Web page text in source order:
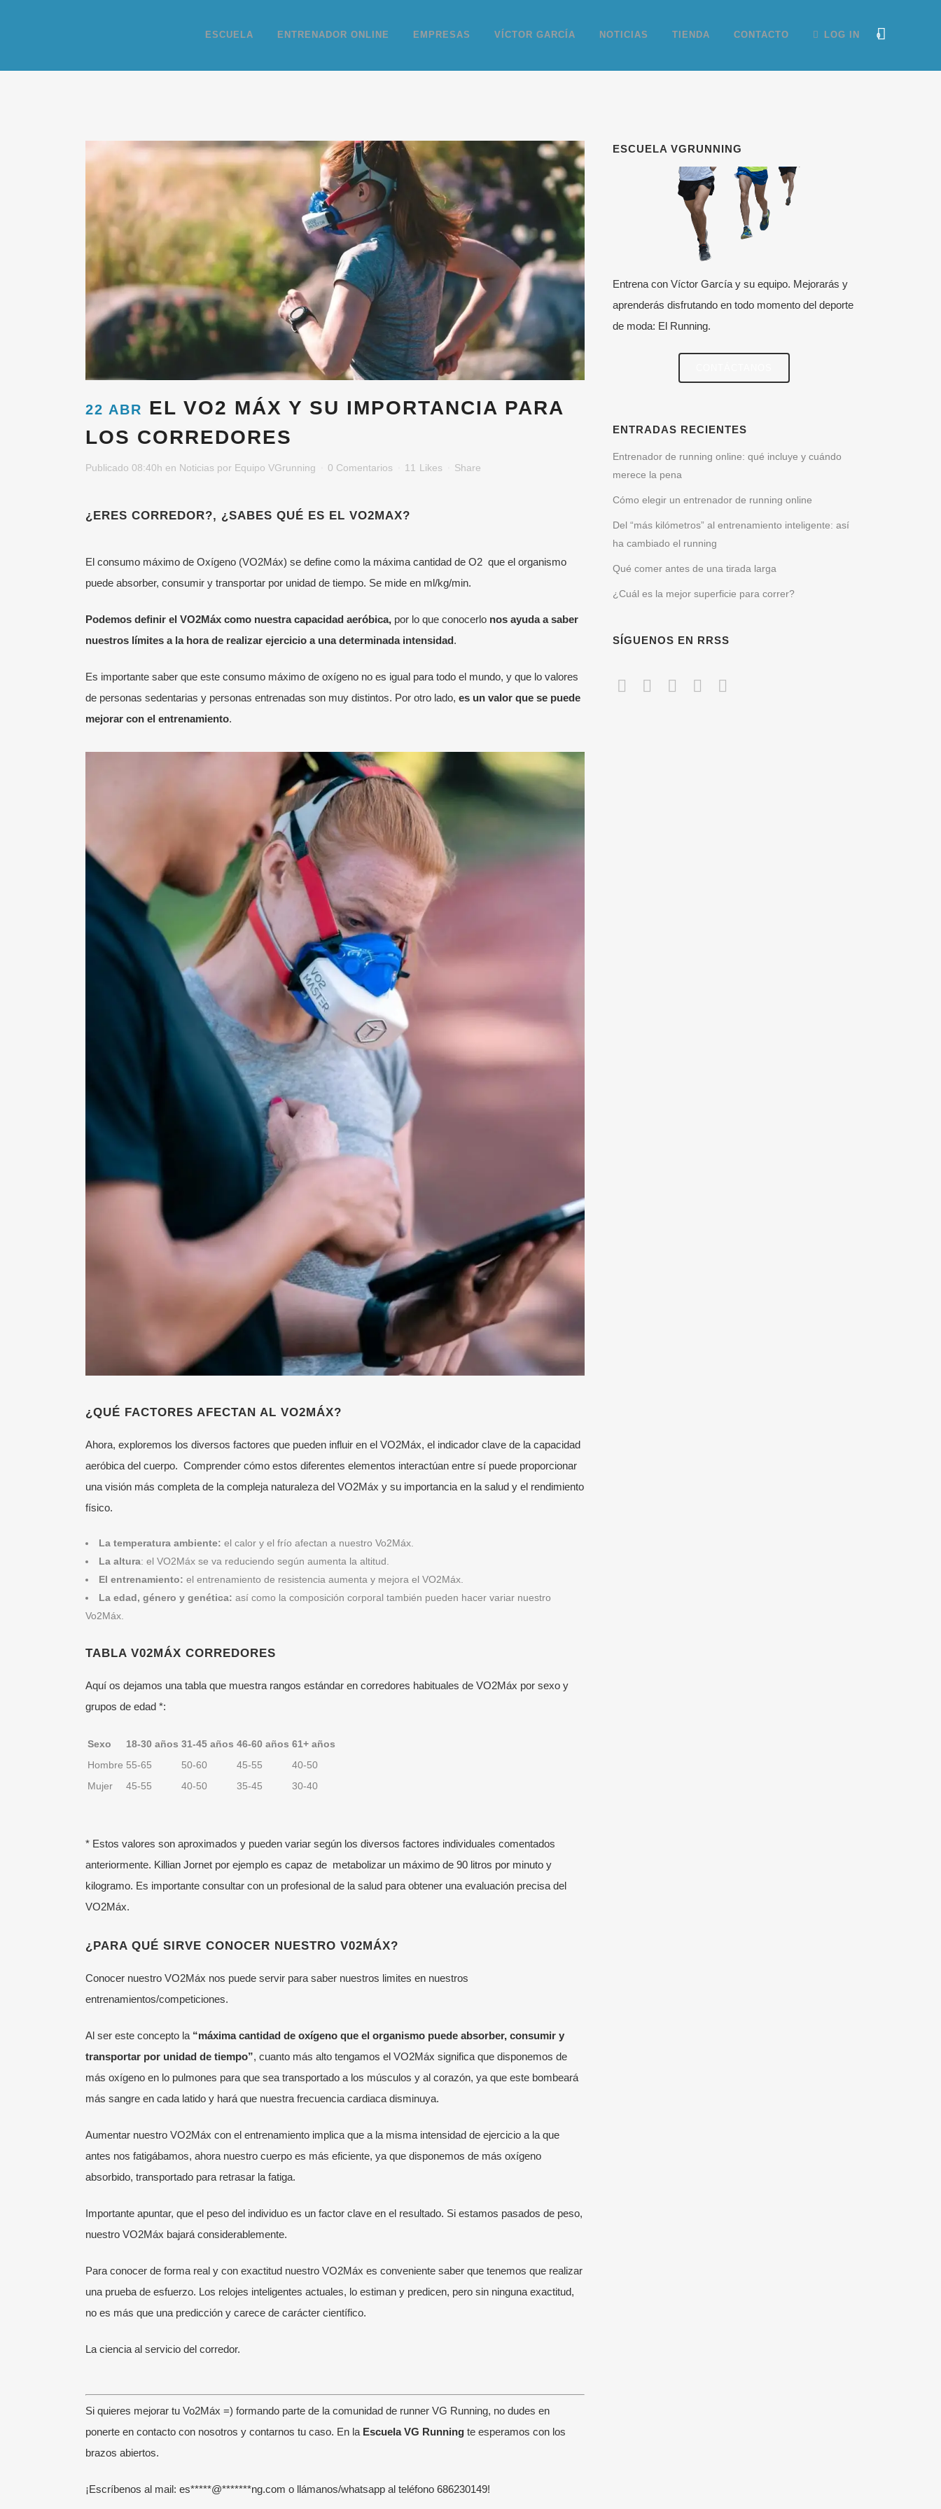
0
ESCUELA ENTRENADOR ONLINE EMPRESAS VÍCTOR GARCÍA NOTICIAS TIENDA CONTACTO LOG IN
22 ABR EL VO2 MÁX Y SU IMPORTANCIA PARA
LOS CORREDORES
Publicado 08:40h en Noticias por Equipo VGrunning 0 Comentarios 11 Likes Share
¿ERES CORREDOR?, ¿SABES QUÉ ES EL VO2MAX?
El consumo máximo de Oxígeno (VO2Máx) se define como la máxima cantidad de O2 que el organismo
puede absorber, consumir y transportar por unidad de tiempo. Se mide en ml/kg/min.
Podemos definir el VO2Máx como nuestra capacidad aeróbica, por lo que conocerlo nos ayuda a saber
nuestros límites a la hora de realizar ejercicio a una determinada intensidad.
Es importante saber que este consumo máximo de oxígeno no es igual para todo el mundo, y que lo valores
de personas sedentarias y personas entrenadas son muy distintos. Por otro lado, es un valor que se puede
mejorar con el entrenamiento.
¿QUÉ FACTORES AFECTAN AL VO2MÁX?
Ahora, exploremos los diversos factores que pueden influir en el VO2Máx, el indicador clave de la capacidad
aeróbica del cuerpo. Comprender cómo estos diferentes elementos interactúan entre sí puede proporcionar
una visión más completa de la compleja naturaleza del VO2Máx y su importancia en la salud y el rendimiento
físico.
La temperatura ambiente: el calor y el frío afectan a nuestro Vo2Máx.
La altura: el VO2Máx se va reduciendo según aumenta la altitud.
El entrenamiento: el entrenamiento de resistencia aumenta y mejora el VO2Máx.
La edad, género y genética: así como la composición corporal también pueden hacer variar nuestro
Vo2Máx.
TABLA V02MÁX CORREDORES
Aquí os dejamos una tabla que muestra rangos estándar en corredores habituales de VO2Máx por sexo y
grupos de edad *:
Sexo 18-30 años 31-45 años 46-60 años 61+ años
Hombre 55-65 50-60 45-55
40-50
Mujer
45-55 40-50 35-45 30-40
* Estos valores son aproximados y pueden variar según los diversos factores individuales comentados
anteriormente. Killian Jornet por ejemplo es capaz de metabolizar un máximo de 90 litros por minuto y
kilogramo. Es importante consultar con un profesional de la salud para obtener una evaluación precisa del
VO2Máx.
¿PARA QUÉ SIRVE CONOCER NUESTRO V02MÁX?
Conocer nuestro VO2Máx nos puede servir para saber nuestros limites en nuestros
entrenamientos/competiciones.
Al ser este concepto la “máxima cantidad de oxígeno que el organismo puede absorber, consumir y
transportar por unidad de tiempo”, cuanto más alto tengamos el VO2Máx significa que disponemos de
más oxígeno en lo pulmones para que sea transportado a los músculos y al corazón, ya que este bombeará
más sangre en cada latido y hará que nuestra frecuencia cardiaca disminuya.
Aumentar nuestro VO2Máx con el entrenamiento implica que a la misma intensidad de ejercicio a la que
antes nos fatigábamos, ahora nuestro cuerpo es más eficiente, ya que disponemos de más oxígeno
absorbido, transportado para retrasar la fatiga.
Importante apuntar, que el peso del individuo es un factor clave en el resultado. Si estamos pasados de peso,
nuestro VO2Máx bajará considerablemente.
Para conocer de forma real y con exactitud nuestro VO2Máx es conveniente saber que tenemos que realizar
una prueba de esfuerzo. Los relojes inteligentes actuales, lo estiman y predicen, pero sin ninguna exactitud,
no es más que una predicción y carece de carácter científico.
La ciencia al servicio del corredor.
Si quieres mejorar tu Vo2Máx =) formando parte de la comunidad de runner VG Running, no dudes en
ponerte en contacto con nosotros y contarnos tu caso. En la Escuela VG Running te esperamos con los
brazos abiertos.
¡Escríbenos al mail: es*****@*******ng.com o llámanos/whatsapp al teléfono 686230149!
ESCUELA VGRUNNING
Entrena con Víctor García y su equipo. Mejorarás y
aprenderás disfrutando en todo momento del deporte
de moda: El Running.
ENTRADAS RECIENTES
Entrenador de running online: qué incluye y cuándo
merece la pena
Cómo elegir un entrenador de running online
Del “más kilómetros” al entrenamiento inteligente: así
ha cambiado el running
Qué comer antes de una tirada larga
¿Cuál es la mejor superficie para correr?
SÍGUENOS EN RRSS
¡SÍGUENOS!
Somos la Escuela de Running de Victor
García.Visita aquí su blog personal.
Retiro de Madrid mejorando y
ÚLTIMAS NOTICIAS
Entrenador de running online: qué
MENÚ RÁPIDO
Escuela Running
Entrenadores